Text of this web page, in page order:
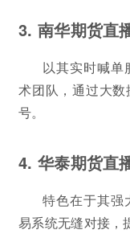
3. 南华期货直
以其实时喊单
术团队，通过大
号。
4. 华泰期货直
特色在于其强
易系统无缝对接，